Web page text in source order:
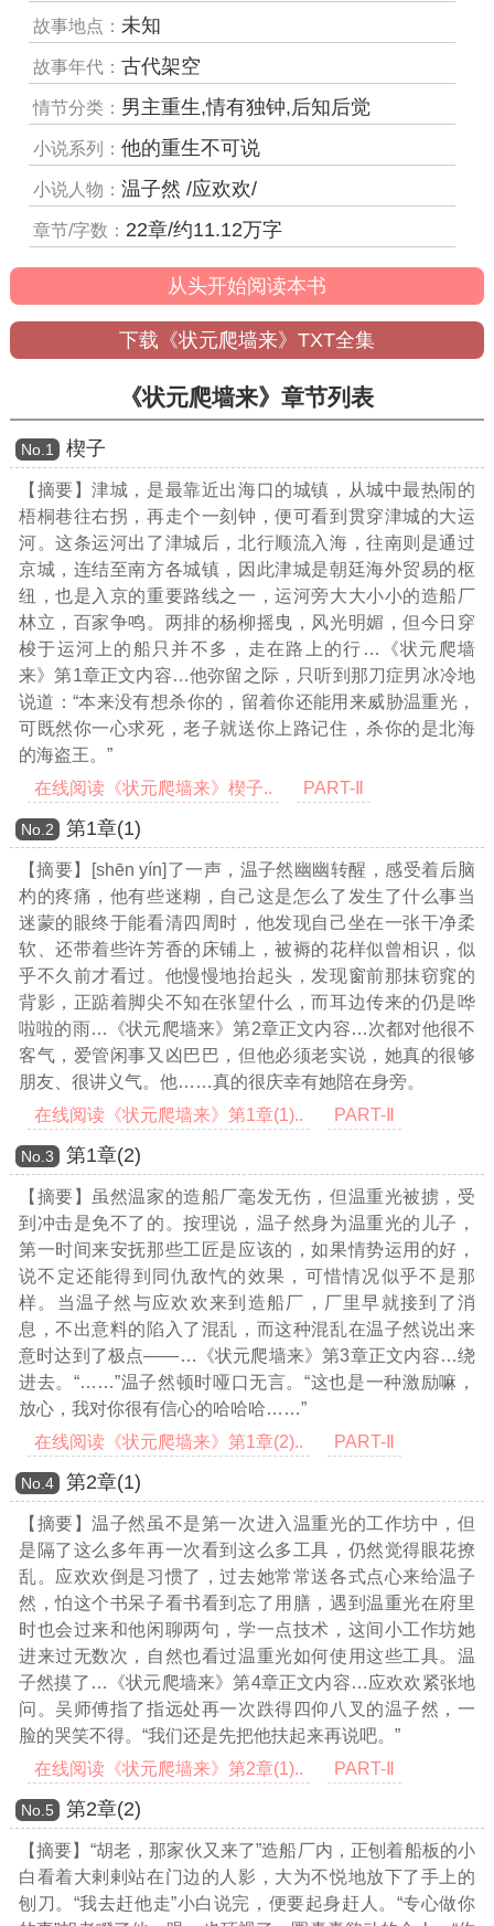
故事地点： 未知
故事年代：古代架空
情节分类： 男主重生,情有独钟,后知后觉
小说系列：他的重生不可说
小说人物：温子然 /应欢欢/
章节/字数： 22章/约11.12万字
从头开始阅读本书
下载《状元爬墙来》TXT全集
《状元爬墙来》章节列表
Νο.1 楔子
【摘要】津城，是最靠近出海口的城镇，从城中最热闹的
梧桐巷往右拐，再走个一刻钟，便可看到贯穿津城的大运
河。这条运河出了津城后，北行顺流入海，往南则是通过
京城，连结至南方各城镇，因此津城是朝廷海外贸易的枢
纽，也是入京的重要路线之一，运河旁大大小小的造船厂
林立，百家争鸣。两排的杨柳摇曳，风光明媚，但今日穿
梭于运河上的船只并不多，走在路上的行 …《状元爬墙
来》第1章正文内容…他弥留之际，只听到那刀症男冰冷地
说道：“本来没有想杀你的，留着你还能用来威胁温重光，
可既然你一心求死，老子就送你上路记住，杀你的是北海
的海盗王。”
在线阅读《状元爬墙来》楔子..
PART-Ⅱ
Νο.2 第1章(1)
【摘要】[shēn yín]了一声，温子然幽幽转醒，感受着后脑
杓的疼痛，他有些迷糊，自己这是怎么了发生了什么事当
迷蒙的眼终于能看清四周时，他发现自己坐在一张干净柔
软、还带着些许芳香的床铺上，被褥的花样似曾相识，似
乎不久前才看过。他慢慢地抬起头，发现窗前那抹窃窕的
背影，正踮着脚尖不知在张望什么，而耳边传来的仍是哗
啦啦的雨…《状元爬墙来》第2章正文内容…次都对他很不
客气，爱管闲事又凶巴巴，但他必须老实说，她真的很够
朋友、很讲义气。他……真的很庆幸有她陪在身旁。
在线阅读《状元爬墙来》第1章(1)..
PART-Ⅱ
Νο.3 第1章(2)
【摘要】虽然温家的造船厂毫发无伤，但温重光被掳，受
到冲击是免不了的。按理说，温子然身为温重光的儿子，
第一时间来安抚那些工匠是应该的，如果情势运用的好，
说不定还能得到同仇敌忾的效果，可惜情况似乎不是那
样。当温子然与应欢欢来到造船厂，厂里早就接到了消
息，不出意料的陷入了混乱，而这种混乱在温子然说出来
意时达到了极点——…《状元爬墙来》第3章正文内容…绕
进去。“……”温子然顿时哑口无言。“这也是一种激励嘛，
放心，我对你很有信心的哈哈哈……”
在线阅读《状元爬墙来》第1章(2)..
PART-Ⅱ
Νο.4 第2章(1)
【摘要】温子然虽不是第一次进入温重光的工作坊中，但
是隔了这么多年再一次看到这么多工具，仍然觉得眼花撩
乱。应欢欢倒是习惯了，过去她常常送各式点心来给温子
然，怕这个书呆子看书看到忘了用膳，遇到温重光在府里
时也会过来和他闲聊两句，学一点技术，这间小工作坊她
进来过无数次，自然也看过温重光如何使用这些工具。温
子然摸了 …《状元爬墙来》第4章正文内容…应欢欢紧张地
问。吴师傅指了指远处再一次跌得四仰八叉的温子然，一
脸的哭笑不得。“我们还是先把他扶起来再说吧。”
在线阅读《状元爬墙来》第2章(1)..
PART-Ⅱ
Νο.5 第2章(2)
【摘要】“胡老，那家伙又来了”造船厂内，正刨着船板的小
白看着大剌剌站在门边的人影，大为不悦地放下了手上的
刨刀。“我去赶他走”小白说完，便要起身赶人。“专心做你